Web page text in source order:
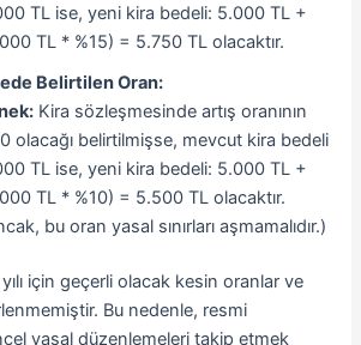
TL ise, yeni kira bedeli: 5.000 TL +
TL * %15) = 5.750 TL olacaktır.
Belirtilen Oran:
Kira sözleşmesinde artış oranının
olacağı belirtilmişse, mevcut kira bedeli
TL ise, yeni kira bedeli: 5.000 TL +
TL * %10) = 5.500 TL olacaktır.
bu oran yasal sınırları aşmamalıdır.)
için geçerli olacak kesin oranlar ve
Bu nedenle, resmi
yasal düzenlemeleri takip etmek